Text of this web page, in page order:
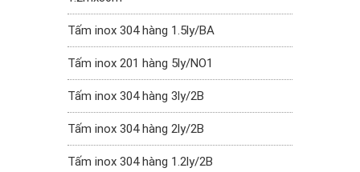
Tấm inox 304 hàng 1.5ly/BA
Tấm inox 201 hàng 5ly/NO1
Tấm inox 304 hàng 3ly/2B
Tấm inox 304 hàng 2ly/2B
Tấm inox 304 hàng 1.2ly/2B